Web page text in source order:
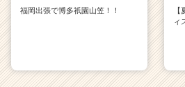
福岡出張で博多祇園山笠！！
ィ